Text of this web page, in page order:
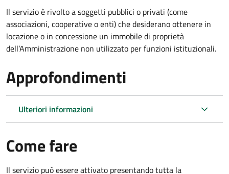
Il servizio è rivolto a soggetti pubblici o privati (come
associazioni, cooperative o enti) che desiderano ottenere in
locazione o in concessione un immobile di proprietà
dell’Amministrazione non utilizzato per funzioni istituzionali.
Approfondimenti
Ulteriori informazioni
Come fare
Il servizio può essere attivato presentando tutta la